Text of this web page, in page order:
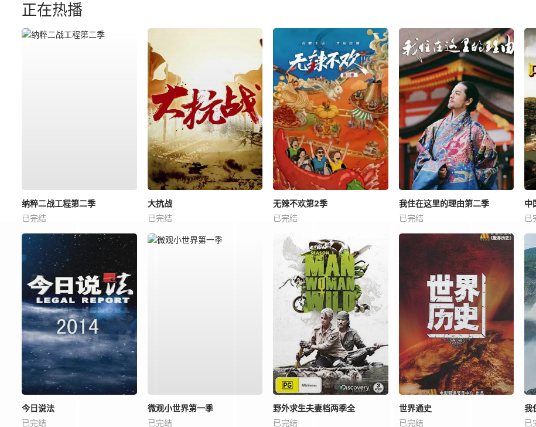
正在热播
纳粹二战工程第二季
已完结
大抗战
已完结
无辣不欢第2季
已完结
我住在这里的理由第二季
已完结
中
已
今日说法
已完结
微观小世界第一季
已完结
野外求生夫妻档两季全
已完结
世界通史
已完结
我
已